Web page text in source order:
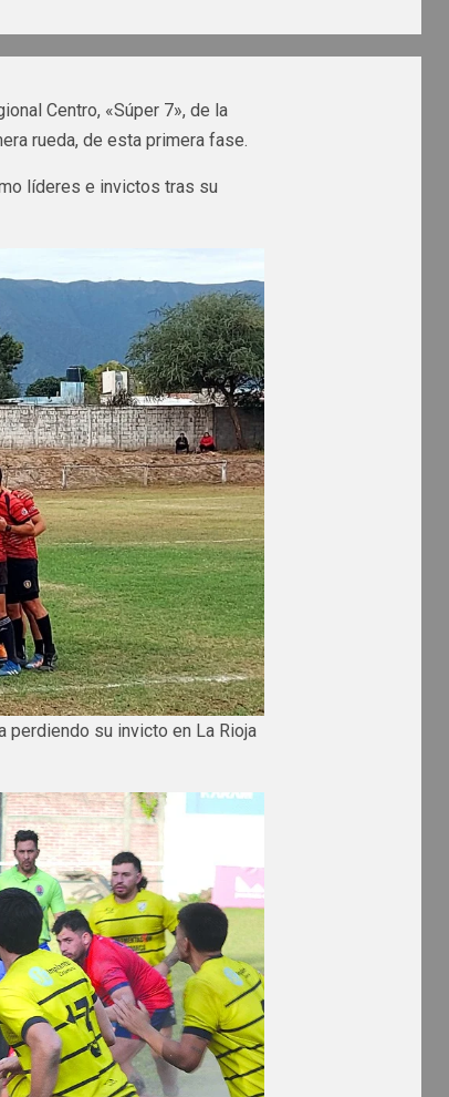
Centro, «Súper 7», de la
rueda, de esta primera fase.
líderes e invictos tras su
perdiendo su invicto en La Rioja